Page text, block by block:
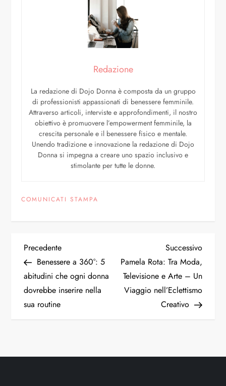
Redazione
La redazione di Dojo Donna è composta da un gruppo
di professionisti appassionati di benessere femminile.
Attraverso articoli, interviste e approfondimenti, il nostro
obiettivo è promuovere l’empowerment femminile, la
crescita personale e il benessere fisico e mentale.
Unendo tradizione e innovazione la redazione di Dojo
Donna si impegna a creare uno spazio inclusivo e
stimolante per tutte le donne.
COMUNICATI STAMPA
Precedente
Benessere a 360°: 5
abitudini che ogni donna
dovrebbe inserire nella
sua routine
Successivo
Pamela Rota: Tra Moda,
Televisione e Arte – Un
Viaggio nell’Eclettismo
Creativo